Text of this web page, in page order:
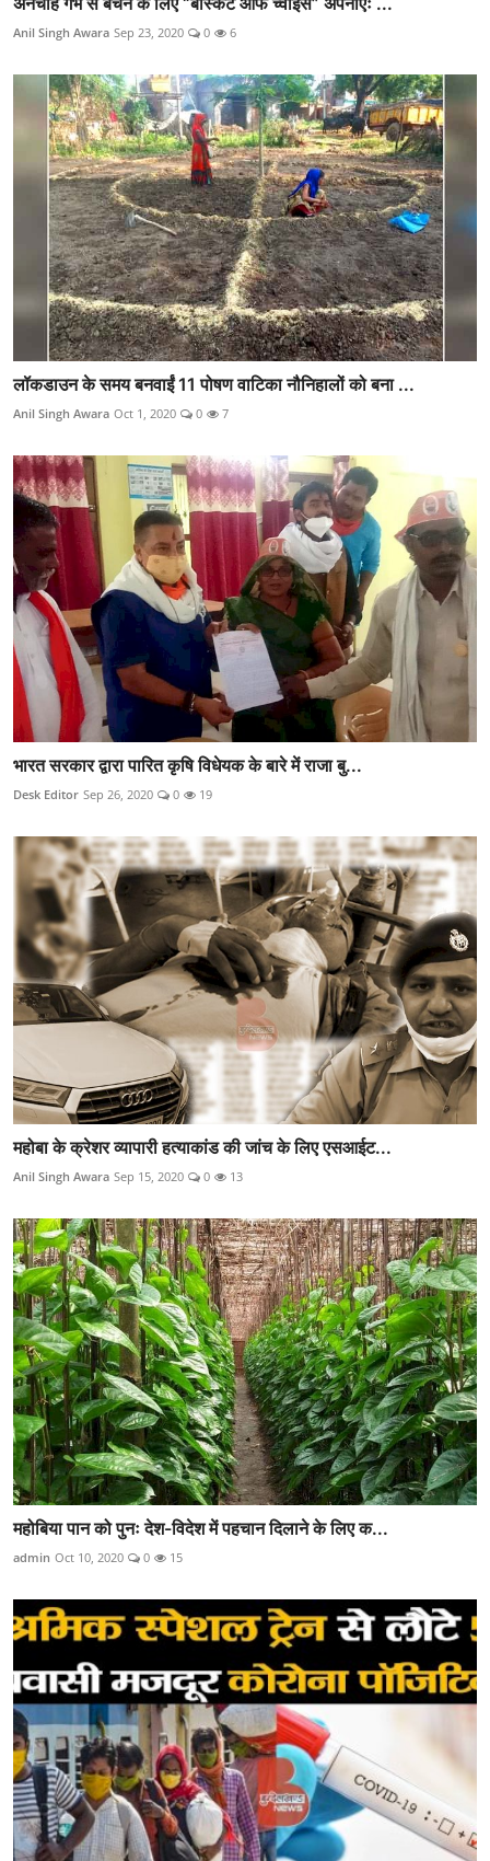
Anil Singh Awara Sep 23, 2020 0 6
लॉकडाउन के समय बनवाईं 11 पोषण वाटिका नौनिहालों को बना ...
Anil Singh Awara Oct 1, 2020 0 7
भारत सरकार द्वारा पारित कृषि विधेयक के बारे में राजा बु...
Desk Editor Sep 26, 2020 0 19
महोबा के क्रेशर व्यापारी हत्याकांड की जांच के लिए एसआईट...
Anil Singh Awara Sep 15, 2020 0 13
महोबिया पान को पुनः देश-विदेश में पहचान दिलाने के लिए क...
admin Oct 10, 2020 0 15